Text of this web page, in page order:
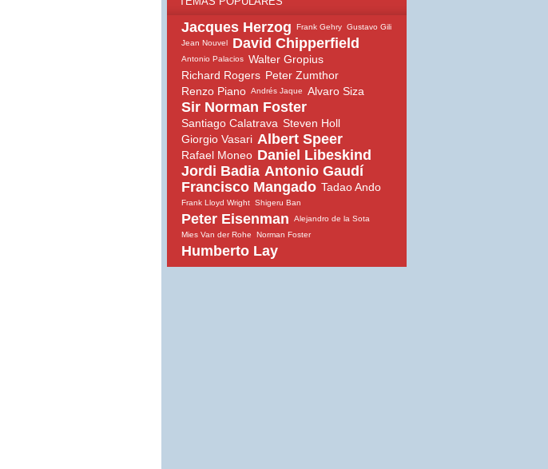
Jacques Herzog Frank Gehry Gustavo Gili
Jean Nouvel
David Chipperfield
Antonio Palacios Walter Gropius
Richard Rogers Peter Zumthor
Renzo Piano Andrés Jaque Alvaro Siza
Sir Norman Foster
Santiago Calatrava Steven Holl
Giorgio Vasari Albert Speer
Rafael Moneo Daniel Libeskind
Jordi Badia Antonio Gaudí
Francisco Mangado Tadao Ando
Frank Lloyd Wright Shigeru Ban
Peter Eisenman
Alejandro de la Sota
Mies Van der Rohe
Norman Foster
Humberto Lay